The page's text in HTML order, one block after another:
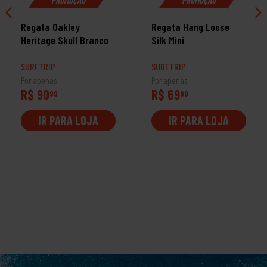
Regata Oakley
Heritage Skull Branco
SURFTRIP
Por apenas
R$ 9099
IR PARA LOJA
Regata Hang Loose
Silk Mini
SURFTRIP
Por apenas
R$ 6999
IR PARA LOJA